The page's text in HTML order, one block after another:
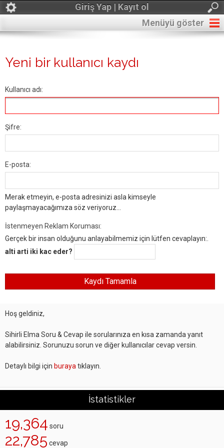
Giriş Yap | Kayıt ol
Menüyü göster
Yeni bir kullanıcı kaydı
Kullanıcı adı:
Şifre:
E-posta:
Merak etmeyin, e-posta adresinizi asla kimseyle
paylaşmayacağımıza söz veriyoruz...
İstenmeyen Reklam Koruması:
Gerçek bir insan olduğunu anlayabilmemiz için lütfen cevaplayın:.
alti arti iki kac eder?
Hoş geldiniz,
Sihirli Elma Soru & Cevap ile sorularınıza en kısa zamanda yanıt
alabilirsiniz. Sorunuzu sorun ve diğer kullanıcılar cevap versin.
Detaylı bilgi için buraya tıklayın.
İstatistikler
19,364 soru
22,785 cevap